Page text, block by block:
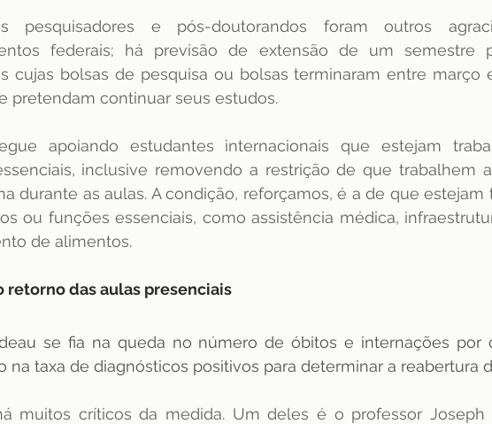
pesquisadores e pós-doutorandos foram outros
federais; há previsão de extensão de um semestre
cujas bolsas de pesquisa ou bolsas terminaram entre março
pretendam continuar seus estudos.
apoiando estudantes internacionais que estejam
inclusive removendo a restrição de que trabalhem
durante as aulas. A condição, reforçamos, é a de que estejam
ou funções essenciais, como assistência médica,
de alimentos.
retorno das aulas presenciais
se fia na queda no número de óbitos e internações por
na taxa de diagnósticos positivos para determinar a reabertura
muitos críticos da medida. Um deles é o professor Joseph